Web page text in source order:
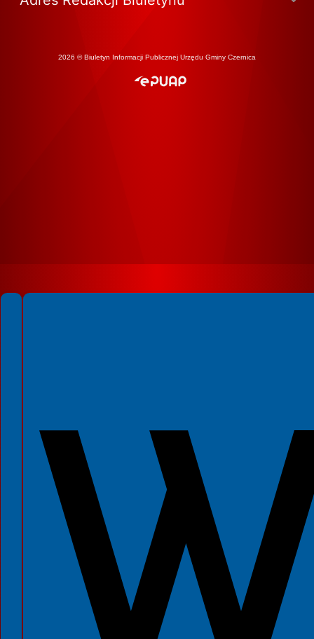
2026 © Biuletyn Informacji Publicznej Urzędu Gminy Czernica
Spełniamy standardy WCAG 2.2
Spełniamy standardy W3C